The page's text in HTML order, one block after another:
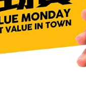
早餐「滋」多點
歷史
餐廳設計
常見問題